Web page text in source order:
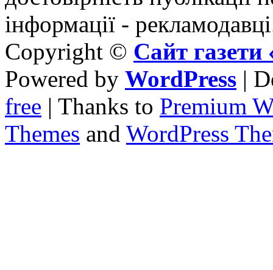
інформації -
Copyright © Сайт
Powered by WordPress |
free | Thanks to Premium
Themes and WordPress